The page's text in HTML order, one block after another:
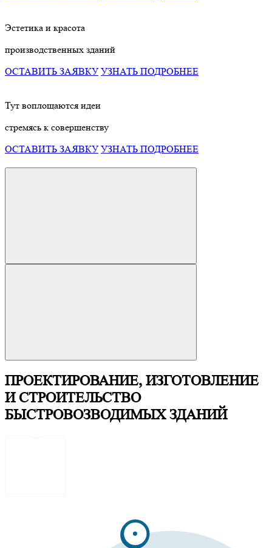
Эстетика и красота
производственных зданий
ОСТАВИТЬ ЗАЯВКУ УЗНАТЬ ПОДРОБНЕЕ
Тут воплощаются идеи
стремясь к совершенству
ОСТАВИТЬ ЗАЯВКУ УЗНАТЬ ПОДРОБНЕЕ
ПРОЕКТИРОВАНИЕ, ИЗГОТОВЛЕНИЕ
И СТРОИТЕЛЬСТВО
БЫСТРОВОЗВОДИМЫХ ЗДАНИЙ